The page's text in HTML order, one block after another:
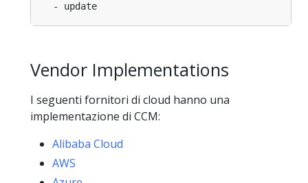
- update
Vendor Implementations
I seguenti fornitori di cloud hanno una
implementazione di CCM:
Alibaba Cloud
AWS